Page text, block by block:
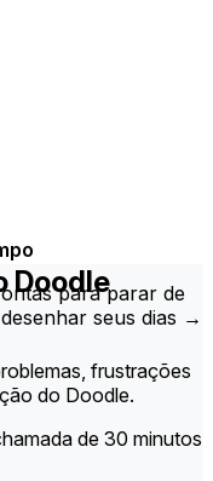
para parar de
seus dias →
Doodle
frustrações
do Doodle.
de 30 minutos